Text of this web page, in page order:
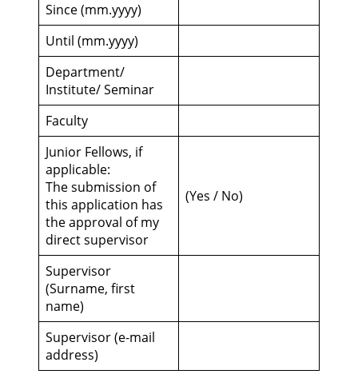
Since (mm.yyyy)
Until (mm.yyyy)
Department/
Institute/ Seminar
Faculty
Junior Fellows, if
applicable:
The submission of
this application has
the approval of my
direct supervisor
(Yes / No)
Supervisor
(Surname, first
name)
Supervisor (e-mail
address)